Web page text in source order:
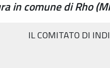
in comune di Rho
IL COMITATO DI